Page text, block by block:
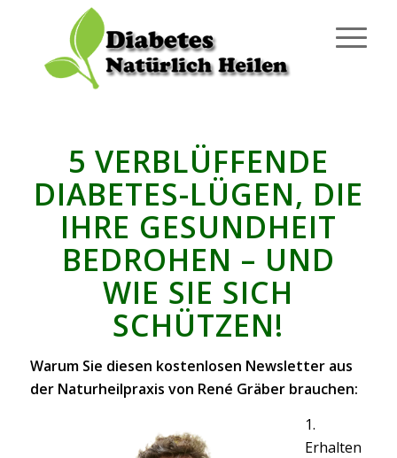
5 VERBLÜFFENDE
DIABETES-LÜGEN, DIE
IHRE GESUNDHEIT
BEDROHEN – UND
WIE SIE SICH
SCHÜTZEN!
Warum Sie diesen kostenlosen Newsletter aus
der Naturheilpraxis von René Gräber brauchen:
1.
Erhalten